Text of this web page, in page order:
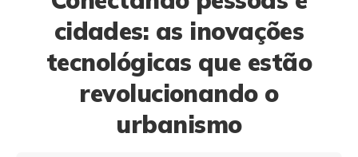
cidades: as inovações
tecnológicas que estão
revolucionando o
urbanismo